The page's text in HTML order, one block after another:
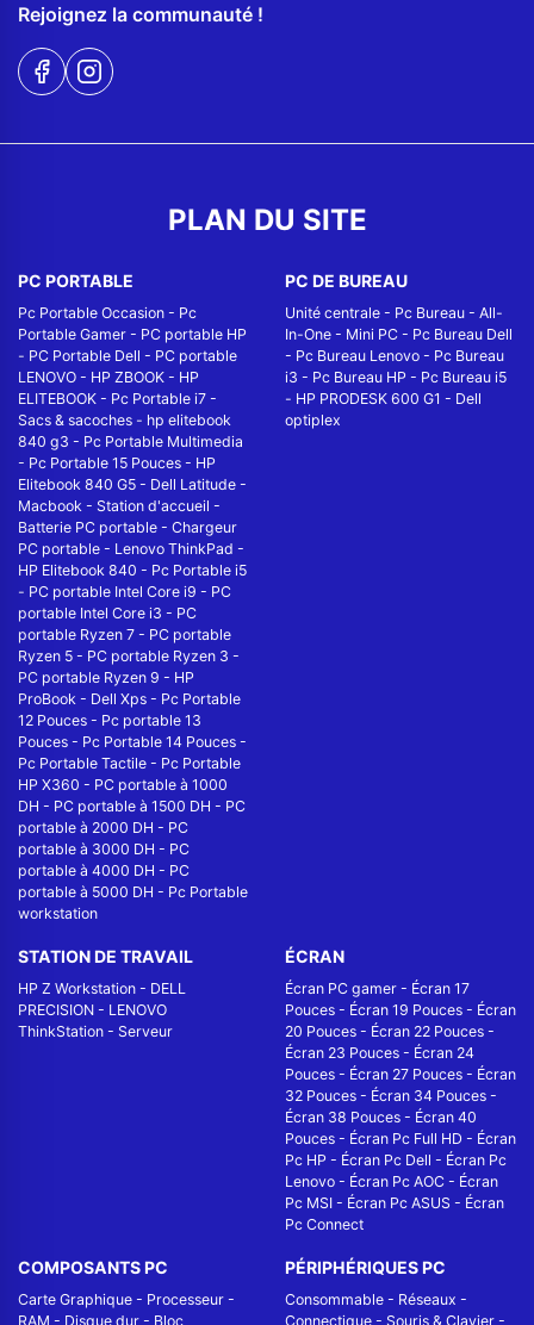
Rejoignez la communauté !
PLAN DU SITE
PC PORTABLE
Pc Portable Occasion - Pc
Portable Gamer - PC portable HP
- PC Portable Dell - PC portable
LENOVO - HP ZBOOK - HP
ELITEBOOK - Pc Portable i7 -
Sacs & sacoches - hp elitebook
840 g3 - Pc Portable Multimedia
- Pc Portable 15 Pouces - HP
Elitebook 840 G5 - Dell Latitude -
Macbook - Station d'accueil -
Batterie PC portable - Chargeur
PC portable - Lenovo ThinkPad -
HP Elitebook 840 - Pc Portable i5
- PC portable Intel Core i9 - PC
portable Intel Core i3 - PC
portable Ryzen 7 - PC portable
Ryzen 5 - PC portable Ryzen 3 -
PC portable Ryzen 9 - HP
ProBook - Dell Xps - Pc Portable
12 Pouces - Pc portable 13
Pouces - Pc Portable 14 Pouces -
Pc Portable Tactile - Pc Portable
HP X360 - PC portable à 1000
DH - PC portable à 1500 DH - PC
portable à 2000 DH - PC
portable à 3000 DH - PC
portable à 4000 DH - PC
portable à 5000 DH - Pc Portable
workstation
PC DE BUREAU
Unité centrale - Pc Bureau - All-
In-One - Mini PC - Pc Bureau Dell
- Pc Bureau Lenovo - Pc Bureau
i3 - Pc Bureau HP - Pc Bureau i5
- HP PRODESK 600 G1 - Dell
optiplex
STATION DE TRAVAIL
HP Z Workstation - DELL
PRECISION - LENOVO
ThinkStation - Serveur
ÉCRAN
Écran PC gamer - Écran 17
Pouces - Écran 19 Pouces - Écran
20 Pouces - Écran 22 Pouces -
Écran 23 Pouces - Écran 24
Pouces - Écran 27 Pouces - Écran
32 Pouces - Écran 34 Pouces -
Écran 38 Pouces - Écran 40
Pouces - Écran Pc Full HD - Écran
Pc HP - Écran Pc Dell - Écran Pc
Lenovo - Écran Pc AOC - Écran
Pc MSI - Écran Pc ASUS - Écran
Pc Connect
COMPOSANTS PC
Carte Graphique - Processeur -
RAM - Disque dur - Bloc
PÉRIPHÉRIQUES PC
Consommable - Réseaux -
Connectique - Souris & Clavier -